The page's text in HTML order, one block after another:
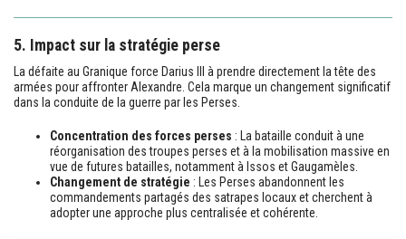
5. Impact sur la stratégie perse
La défaite au Granique force Darius III à prendre directement la tête des
armées pour affronter Alexandre. Cela marque un changement significatif
dans la conduite de la guerre par les Perses.
Concentration des forces perses : La bataille conduit à une
réorganisation des troupes perses et à la mobilisation massive en
vue de futures batailles, notamment à Issos et Gaugamèles.
Changement de stratégie : Les Perses abandonnent les
commandements partagés des satrapes locaux et cherchent à
adopter une approche plus centralisée et cohérente.